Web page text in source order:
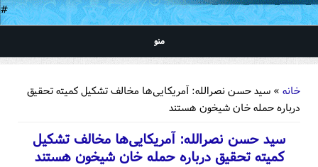
#
منو
خانه » سید حسن نصرالله: آمریکایی‌ها مخالف تشکیل کمیته تحقیق
درباره حمله خان شیخون هستند
سید حسن نصرالله: آمریکایی‌ها مخالف تشکیل
کمیته تحقیق درباره حمله خان شیخون هستند